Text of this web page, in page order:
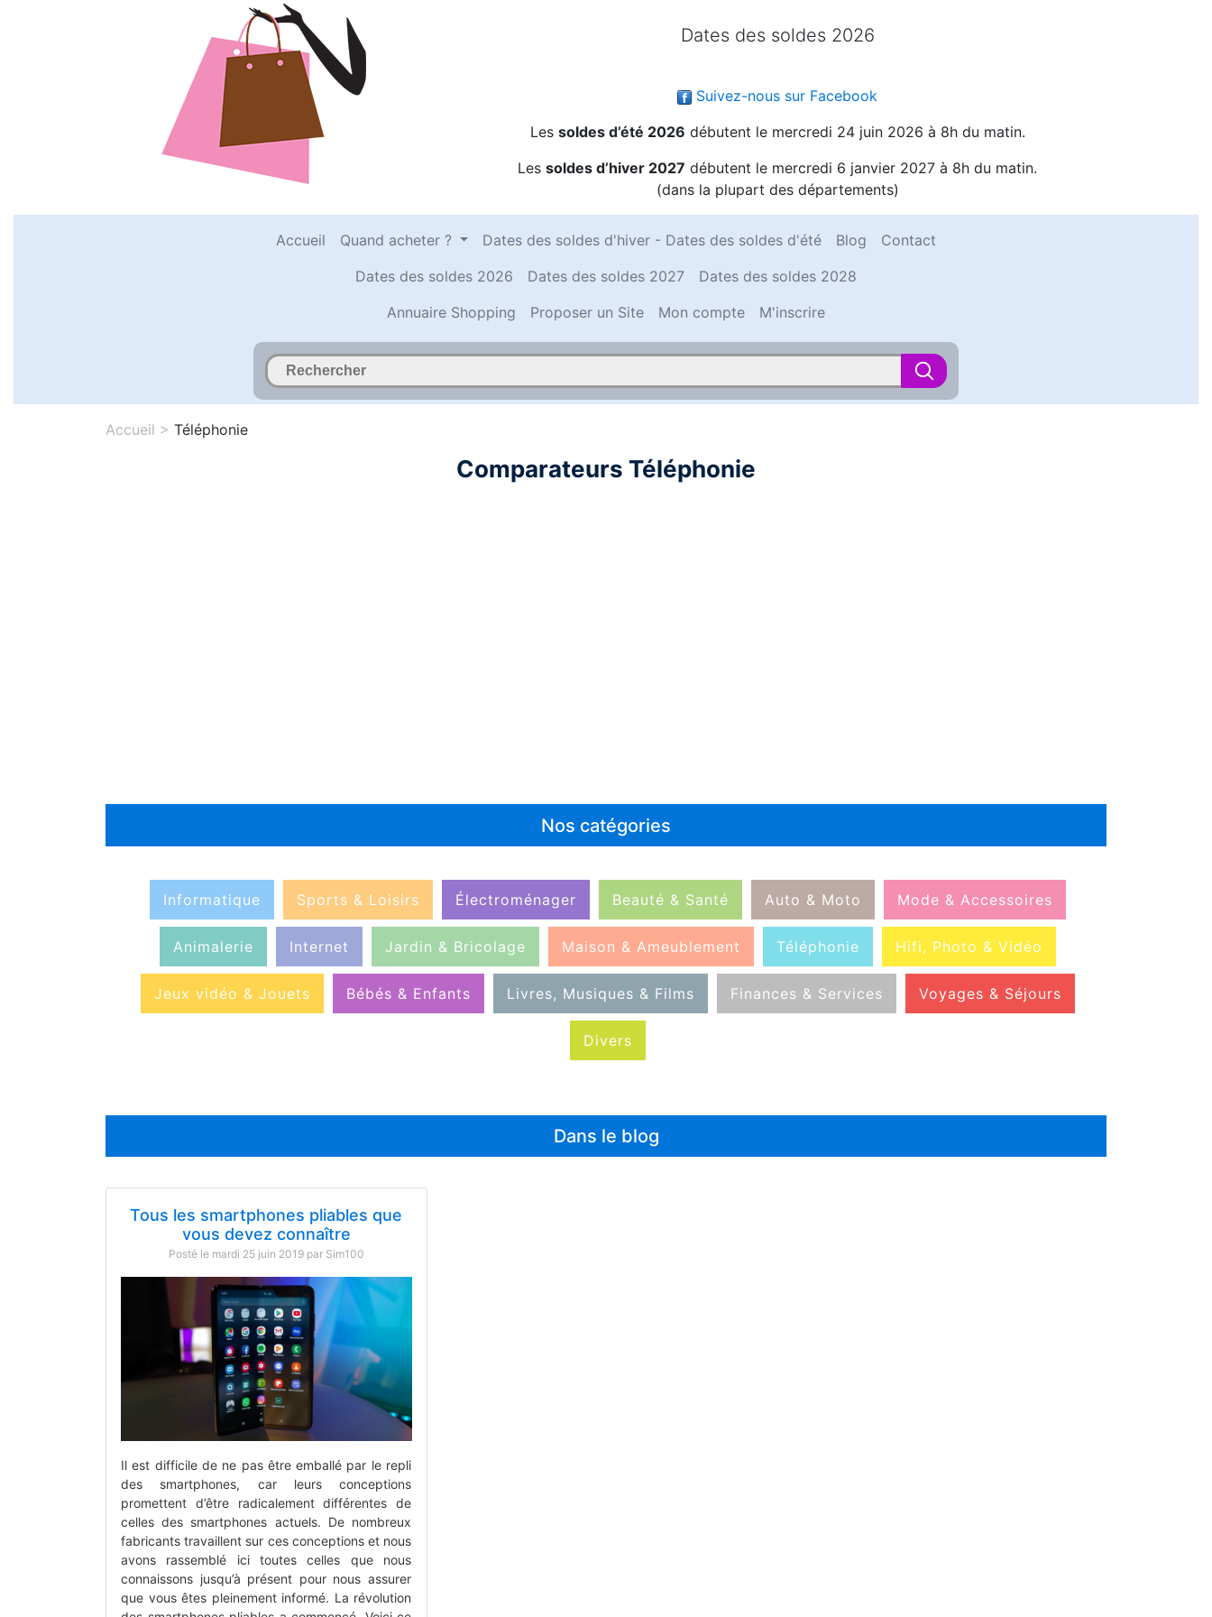
Dates des soldes 2026
Suivez-nous sur Facebook
Les soldes d’été 2026 débutent le mercredi 24 juin 2026 à 8h du matin.
Les soldes d’hiver 2027 débutent le mercredi 6 janvier 2027 à 8h du matin.
(dans la plupart des départements)
Accueil Quand acheter ? Dates des soldes d'hiver - Dates des soldes d'été Blog
Contact
Dates des soldes 2026
Dates des soldes 2027
Dates des soldes 2028
Annuaire Shopping
Proposer un Site Mon compte M'inscrire
Accueil > Téléphonie
Comparateurs Téléphonie
Nos catégories
Informatique Sports & Loisirs Électroménager Beauté & Santé Auto & Moto Mode & Accessoires
Animalerie Internet Jardin & Bricolage Maison & Ameublement Téléphonie Hifi, Photo & Vidéo
Jeux vidéo & Jouets Bébés & Enfants Livres, Musiques & Films Finances & Services Voyages & Séjours
Divers
Dans le blog
Tous les smartphones pliables que
vous devez connaître
Posté le mardi 25 juin 2019 par Sim100
Il est difficile de ne pas être emballé par le repli
des smartphones, car leurs conceptions
promettent d’être radicalement différentes de
celles des smartphones actuels. De nombreux
fabricants travaillent sur ces conceptions et nous
avons rassemblé ici toutes celles que nous
connaissons jusqu’à présent pour nous assurer
que vous êtes pleinement informé. La révolution